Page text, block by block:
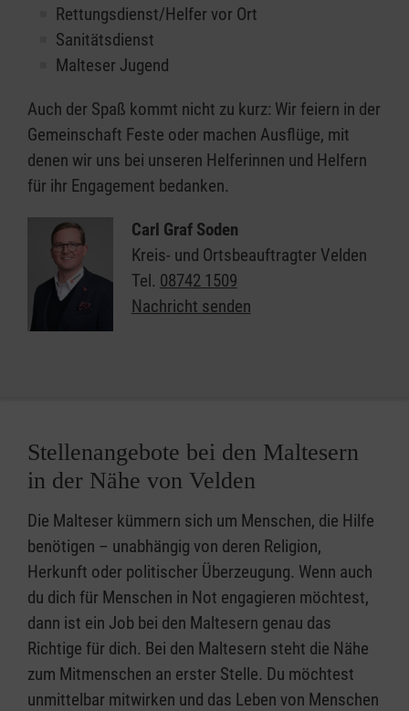
Rettungsdienst/Helfer vor Ort
Sanitätsdienst
Malteser Jugend
Auch der Spaß kommt nicht zu kurz: Wir feiern in der
Gemeinschaft Feste oder machen Ausflüge, mit
denen wir uns bei unseren Helferinnen und Helfern
für ihr Engagement bedanken.
Carl Graf Soden
Kreis- und Ortsbeauftragter Velden
Tel. 08742 1509
Nachricht senden
Stellenangebote bei den Maltesern
in der Nähe von Velden
Die Malteser kümmern sich um Menschen, die Hilfe
benötigen – unabhängig von deren Religion,
Herkunft oder politischer Überzeugung. Wenn auch
du dich für Menschen in Not engagieren möchtest,
dann ist ein Job bei den Maltesern genau das
Richtige für dich. Bei den Maltesern steht die Nähe
zum Mitmenschen an erster Stelle. Du möchtest
unmittelbar mitwirken und das Leben von Menschen